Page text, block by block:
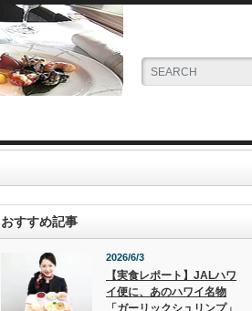
おすすめ記事
2026/6/3
【実食レポート】JALハワ
イ便に、あのハワイ名物
「ガーリックシュリンプ」